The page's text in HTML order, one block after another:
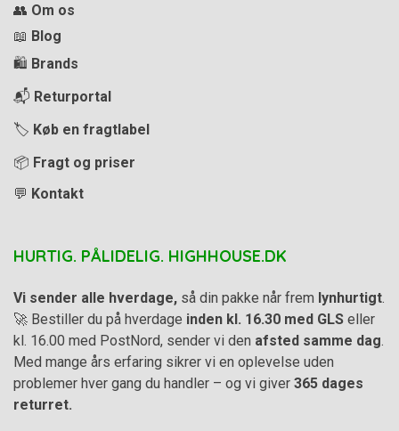
👥 Om os
📖 Blog
🛍️ Brands
📬 Returportal
🏷️ Køb en fragtlabel
📦 Fragt og priser
💬 Kontakt
HURTIG. PÅLIDELIG. HIGHHOUSE.DK
Vi sender alle hverdage, så din pakke når frem lynhurtigt
🚀 Bestiller du på hverdage inden kl. 16.30 med GLS eller
kl. 16.00 med PostNord, sender vi den afsted samme dag
Med mange års erfaring sikrer vi en oplevelse uden
problemer hver gang du handler – og vi giver 365 dages
returret.